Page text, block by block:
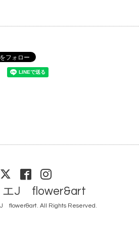
エJ flower&art
J flower&art. All Rights Reserved.